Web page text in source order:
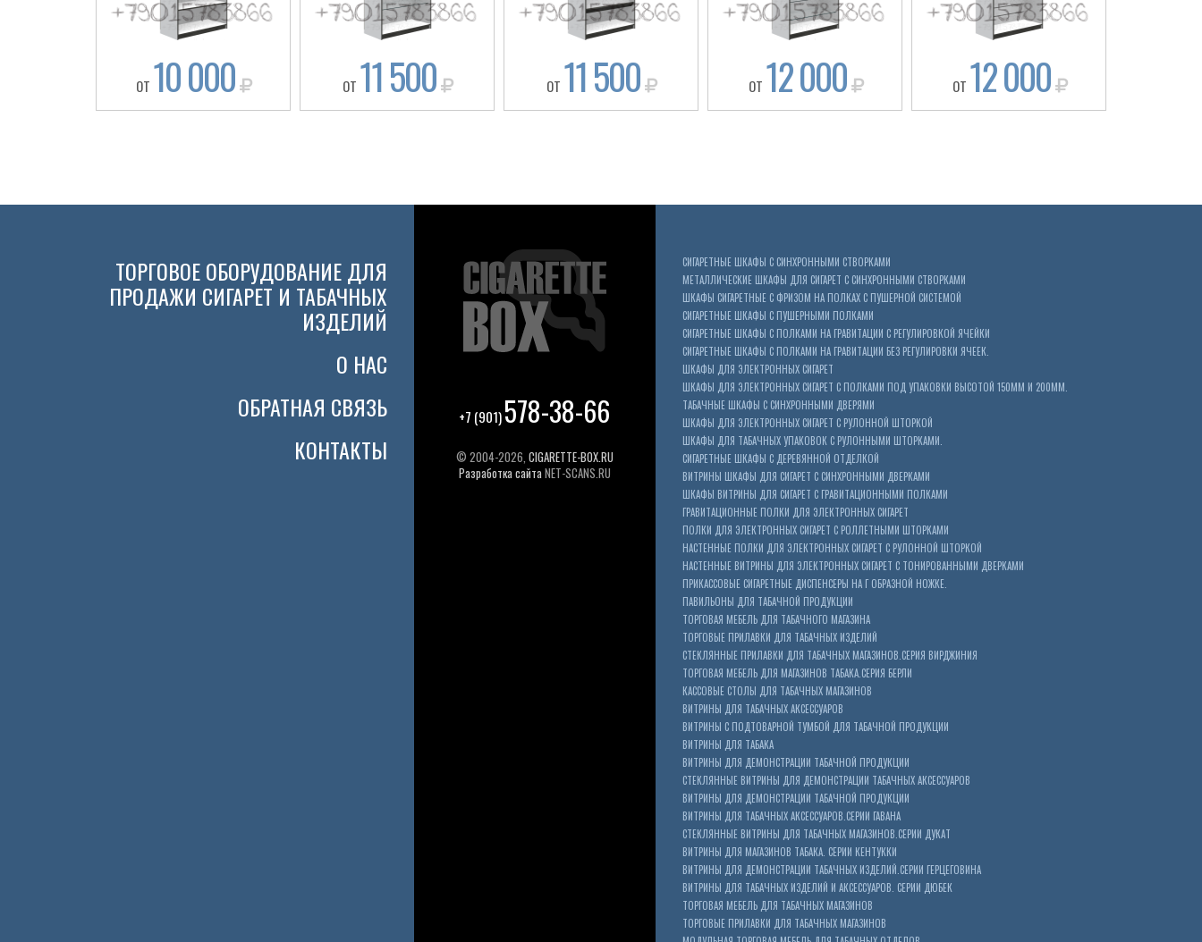
ОТ 10 000 ОТ 11 500 ОТ 11 500 ОТ 12 000 ОТ 12 000
ТОРГОВОЕ ОБОРУДОВАНИЕ ДЛЯ
ПРОДАЖИ СИГАРЕТ И ТАБАЧНЫХ
ИЗДЕЛИЙ
О НАС
ОБРАТНАЯ СВЯЗЬ
КОНТАКТЫ
+7 (901)578-38-66
© 2004-2026, CIGARETTE-BOX.RU
Разработка сайтаNET-SCANS.RU
СИГАРЕТНЫЕ ШКАФЫ С СИНХРОННЫМИ СТВОРКАМИ
МЕТАЛЛИЧЕСКИЕ ШКАФЫ ДЛЯ СИГАРЕТ С СИНХРОННЫМИ СТВОРКАМИ
ШКАФЫ СИГАРЕТНЫЕ С ФРИЗОМ НА ПОЛКАХ С ПУШЕРНОЙ СИСТЕМОЙ
СИГАРЕТНЫЕ ШКАФЫ С ПУШЕРНЫМИ ПОЛКАМИ
СИГАРЕТНЫЕ ШКАФЫ С ПОЛКАМИ НА ГРАВИТАЦИИ С РЕГУЛИРОВКОЙ ЯЧЕЙКИ
СИГАРЕТНЫЕ ШКАФЫ С ПОЛКАМИ НА ГРАВИТАЦИИ БЕЗ РЕГУЛИРОВКИ ЯЧЕЕК.
ШКАФЫ ДЛЯ ЭЛЕКТРОННЫХ СИГАРЕТ
ШКАФЫ ДЛЯ ЭЛЕКТРОННЫХ СИГАРЕТ С ПОЛКАМИ ПОД УПАКОВКИ ВЫСОТОЙ 150ММ И 200ММ.
ТАБАЧНЫЕ ШКАФЫ С СИНХРОННЫМИ ДВЕРЯМИ
ШКАФЫ ДЛЯ ЭЛЕКТРОННЫХ СИГАРЕТ С РУЛОННОЙ ШТОРКОЙ
ШКАФЫ ДЛЯ ТАБАЧНЫХ УПАКОВОК С РУЛОННЫМИ ШТОРКАМИ.
СИГАРЕТНЫЕ ШКАФЫ С ДЕРЕВЯННОЙ ОТДЕЛКОЙ
ВИТРИНЫ ШКАФЫ ДЛЯ СИГАРЕТ С СИНХРОННЫМИ ДВЕРКАМИ
ШКАФЫ ВИТРИНЫ ДЛЯ СИГАРЕТ С ГРАВИТАЦИОННЫМИ ПОЛКАМИ
ГРАВИТАЦИОННЫЕ ПОЛКИ ДЛЯ ЭЛЕКТРОННЫХ СИГАРЕТ
ПОЛКИ ДЛЯ ЭЛЕКТРОННЫХ СИГАРЕТ С РОЛЛЕТНЫМИ ШТОРКАМИ
НАСТЕННЫЕ ПОЛКИ ДЛЯ ЭЛЕКТРОННЫХ СИГАРЕТ С РУЛОННОЙ ШТОРКОЙ
НАСТЕННЫЕ ВИТРИНЫ ДЛЯ ЭЛЕКТРОННЫХ СИГАРЕТ С ТОНИРОВАННЫМИ ДВЕРКАМИ
ПРИКАССОВЫЕ СИГАРЕТНЫЕ ДИСПЕНСЕРЫ НА Г ОБРАЗНОЙ НОЖКЕ.
ПАВИЛЬОНЫ ДЛЯ ТАБАЧНОЙ ПРОДУКЦИИ
ТОРГОВАЯ МЕБЕЛЬ ДЛЯ ТАБАЧНОГО МАГАЗИНА
ТОРГОВЫЕ ПРИЛАВКИ ДЛЯ ТАБАЧНЫХ ИЗДЕЛИЙ
СТЕКЛЯННЫЕ ПРИЛАВКИ ДЛЯ ТАБАЧНЫХ МАГАЗИНОВ.СЕРИЯ ВИРДЖИНИЯ
ТОРГОВАЯ МЕБЕЛЬ ДЛЯ МАГАЗИНОВ ТАБАКА.СЕРИЯ БЕРЛИ
КАССОВЫЕ СТОЛЫ ДЛЯ ТАБАЧНЫХ МАГАЗИНОВ
ВИТРИНЫ ДЛЯ ТАБАЧНЫХ АКСЕССУАРОВ
ВИТРИНЫ С ПОДТОВАРНОЙ ТУМБОЙ ДЛЯ ТАБАЧНОЙ ПРОДУКЦИИ
ВИТРИНЫ ДЛЯ ТАБАКА
ВИТРИНЫ ДЛЯ ДЕМОНСТРАЦИИ ТАБАЧНОЙ ПРОДУКЦИИ
СТЕКЛЯННЫЕ ВИТРИНЫ ДЛЯ ДЕМОНСТРАЦИИ ТАБАЧНЫХ АКСЕССУАРОВ
ВИТРИНЫ ДЛЯ ДЕМОНСТРАЦИИ ТАБАЧНОЙ ПРОДУКЦИИ
ВИТРИНЫ ДЛЯ ТАБАЧНЫХ АКСЕССУАРОВ.СЕРИИ ГАВАНА
СТЕКЛЯННЫЕ ВИТРИНЫ ДЛЯ ТАБАЧНЫХ МАГАЗИНОВ.СЕРИИ ДУКАТ
ВИТРИНЫ ДЛЯ МАГАЗИНОВ ТАБАКА. СЕРИИ КЕНТУККИ
ВИТРИНЫ ДЛЯ ДЕМОНСТРАЦИИ ТАБАЧНЫХ ИЗДЕЛИЙ.СЕРИИ ГЕРЦЕГОВИНА
ВИТРИНЫ ДЛЯ ТАБАЧНЫХ ИЗДЕЛИЙ И АКСЕССУАРОВ. СЕРИИ ДЮБЕК
ТОРГОВАЯ МЕБЕЛЬ ДЛЯ ТАБАЧНЫХ МАГАЗИНОВ
ТОРГОВЫЕ ПРИЛАВКИ ДЛЯ ТАБАЧНЫХ МАГАЗИНОВ